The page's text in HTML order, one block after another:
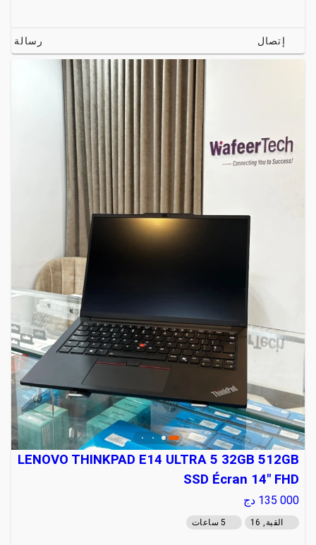
إتصال رسالة
LENOVO THINKPAD E14 ULTRA 5 32GB 512GB
SSD Écran 14" FHD
135 000 دج
القبة, 16 5 ساعات